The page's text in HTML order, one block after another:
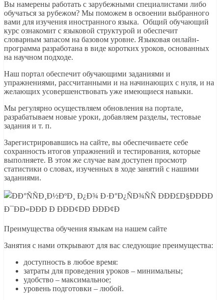
Вы намерены работать с зарубежными специалистами либо
обучаться за рубежом? Мы поможем в освоении выбранного
вами для изучения иностранного языка. Общий обучающий
курс ознакомит с языковой структурой и обеспечит
словарным запасом на базовом уровне. Языковая онлайн-
программа разработана в виде коротких уроков, основанных
на научном подходе.
Наш портал обеспечит обучающими заданиями и
упражнениями, рассчитанными и на начинающих с нуля, и на
желающих усовершенствовать уже имеющиеся навыки.
Мы регулярно осуществляем обновления на портале,
разрабатываем новые уроки, добавляем разделы, тестовые
задания и т. п.
Зарегистрировавшись на сайте, вы обеспечиваете себе
сохранность итогов упражнений и тестирования, которые
выполняете. В этом же случае вам доступен просмотр
статистики о словах, изученных в ходе занятий с нашими
заданиями.
Преимущества обучения языкам на нашем сайте
Занятия с нами открывают для вас следующие преимущества:
доступность в любое время:
затраты для проведения уроков – минимальны;
удобство – максимальное;
уровень подготовки – любой.